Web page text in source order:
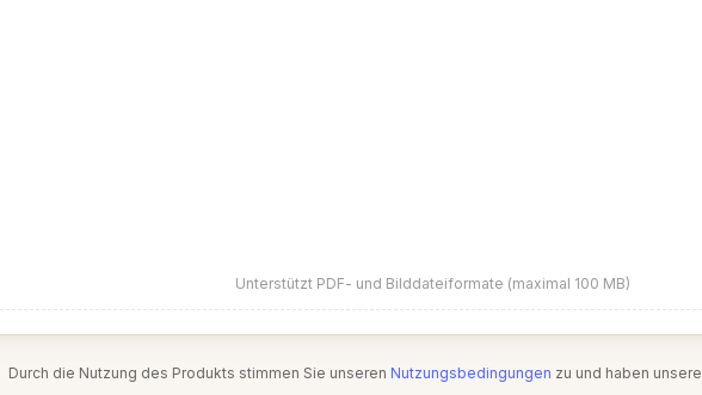
Unterstützt PDF- und Bilddateiformate (maximal 100 MB)
Durch die Nutzung des Produkts stimmen Sie unseren Nutzungsbedingungen zu und haben unsere